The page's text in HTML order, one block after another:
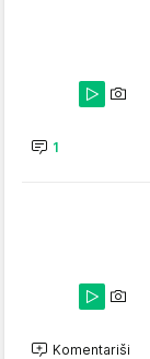
1
Komentariši